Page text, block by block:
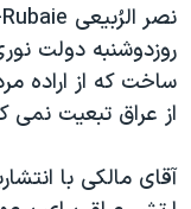
ویدیوها
فرهنگ و زندگی
حقوق شهروندی
علم و فناوری
بایگانی برنامه‌های
مستندها
انتخابات ریاست جمهوری
رمز مهسا
دنبال کنید
روزدوشنبه دولت
ساخت که از اراده
از عراق تبعيت نمی
آقای مالکی با